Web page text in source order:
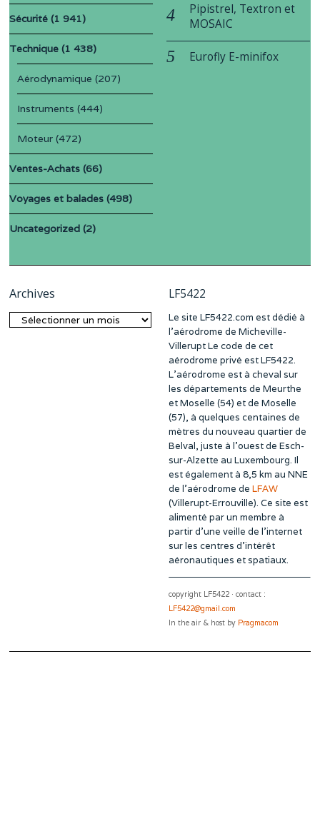
Sécurité (1 941)
Technique (1 438)
Aérodynamique (207)
Instruments (444)
Moteur (472)
Ventes-Achats (66)
Voyages et balades (498)
Uncategorized (2)
Pipistrel, Textron et
MOSAIC
Eurofly E-minifox
Archives
Archives
LF5422
Le site LF5422.com est dédié à
l’aérodrome de Micheville-
Villerupt Le code de cet
aérodrome privé est LF5422.
L’aérodrome est à cheval sur
les départements de Meurthe
et Moselle (54) et de Moselle
(57), à quelques centaines de
mètres du nouveau quartier de
Belval, juste à l’ouest de Esch-
sur-Alzette au Luxembourg. Il
est également à 8,5 km au NNE
de l’aérodrome de LFAW
(Villerupt-Errouville). Ce site est
alimenté par un membre à
partir d’une veille de l’internet
sur les centres d’intérêt
aéronautiques et spatiaux.
copyright LF5422 · contact :
LF5422@gmail.com
In the air & host by Pragmacom